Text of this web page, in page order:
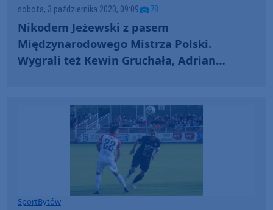
sobota, 3 października 2020, 09:09 78
Nikodem Jeżewski z pasem
Międzynarodowego Mistrza Polski.
Wygrali też Kewin Gruchała, Adrian
SportBytów